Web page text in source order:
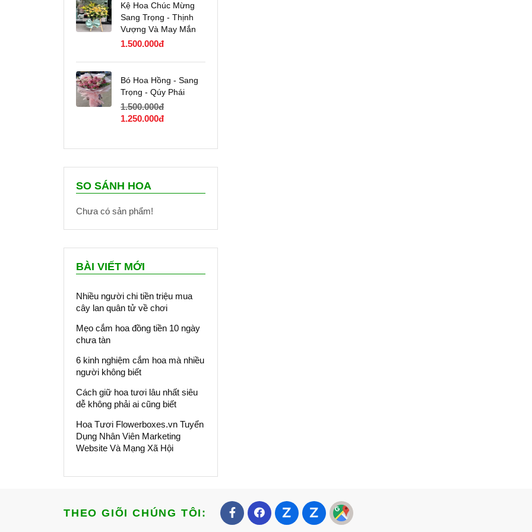
2.000.000đ.là:
1.800.000đ.
Kệ Hoa Chúc Mừng
Sang Trọng - Thịnh
Vượng Và May Mắn
1.500.000đ
Bó Hoa Hồng - Sang
Trọng - Qúy Phái
1.500.000đ
Giá
1.250.000đ
1.250.000đ.
SO SÁNH HOA
Chưa có sản phẩm!
BÀI VIẾT MỚI
Nhiều người chi tiền triệu mua
cây lan quân tử về chơi
Mẹo cắm hoa đồng tiền 10 ngày
chưa tàn
6 kinh nghiệm cắm hoa mà nhiều
người không biết
Cách giữ hoa tươi lâu nhất siêu
dễ không phải ai cũng biết
Hoa Tươi Flowerboxes.vn Tuyển
Dụng Nhân Viên Marketing
Website Và Mạng Xã Hội
THEO GIÕI CHÚNG TÔI: